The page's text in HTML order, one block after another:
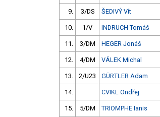
9. 3/DS ŠEDIVÝ Vít
10. 1/V INDRUCH Tomáš
11. 3/DM HEGER Jonáš
12. 4/DM VÁLEK Michal
13. 2/U23 GÜRTLER Adam
14. CVIKL Ondřej
15. 5/DM TRIOMPHE Ianis